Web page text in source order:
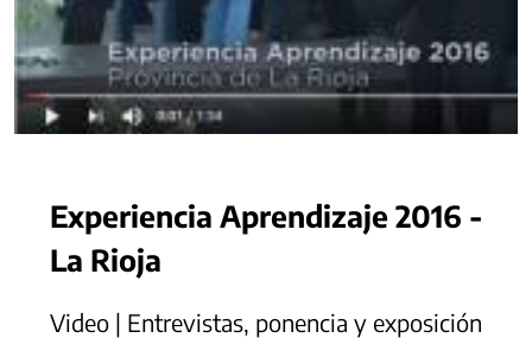
Experiencia Aprendizaje 2016 -
La Rioja
Video | Entrevistas, ponencia y exposición